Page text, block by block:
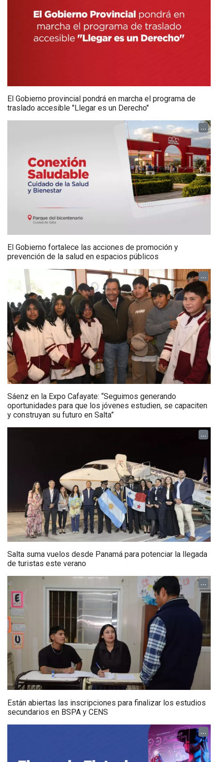
El Gobierno provincial pondrá en marcha el programa de
traslado accesible "Llegar es un Derecho"
...
El Gobierno fortalece las acciones de promoción y
prevención de la salud en espacios públicos
...
Sáenz en la Expo Cafayate: “Seguimos generando
oportunidades para que los jóvenes estudien, se capaciten
y construyan su futuro en Salta”
...
Salta suma vuelos desde Panamá para potenciar la llegada
de turistas este verano
...
Están abiertas las inscripciones para finalizar los estudios
secundarios en BSPA y CENS
...